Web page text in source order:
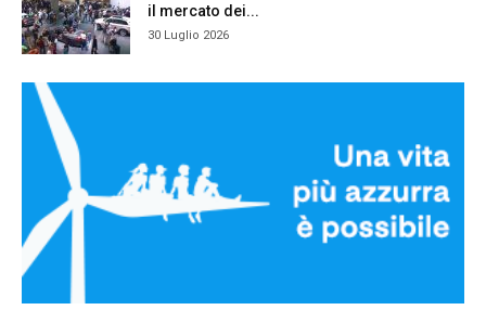
il mercato dei...
30 Luglio 2026